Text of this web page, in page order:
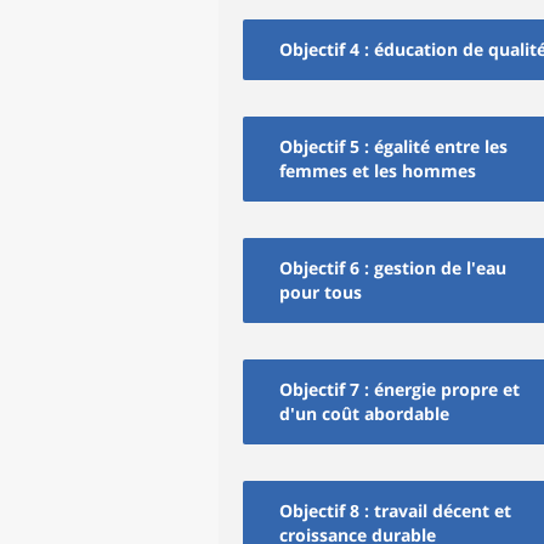
Objectif 4 : éducation de
Objectif 5 : égalité entre les
femmes et les hommes
Objectif 6 : gestion de l'eau
pour tous
Objectif 7 : énergie propre et
d'un coût abordable
Objectif 8 : travail décent et
croissance durable